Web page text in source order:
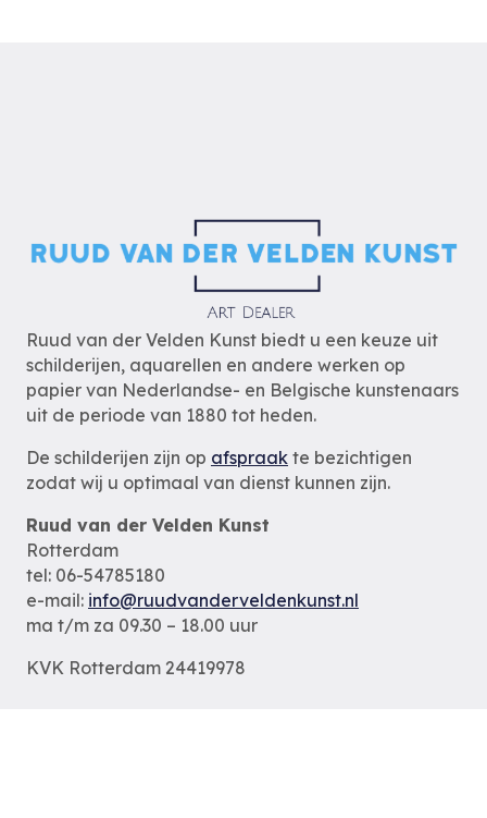
Ruud van der Velden Kunst biedt u een keuze uit
schilderijen, aquarellen en andere werken op
papier van Nederlandse- en Belgische kunstenaars
uit de periode van 1880 tot heden.
De schilderijen zijn op afspraak te bezichtigen
zodat wij u optimaal van dienst kunnen zijn.
Ruud van der Velden Kunst
Rotterdam
tel: 06-54785180
e-mail: info@ruudvanderveldenkunst.nl
ma t/m za 09.30 – 18.00 uur
KVK Rotterdam 24419978